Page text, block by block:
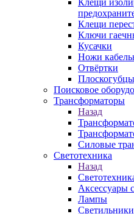
Клещи
Клещи
Ключи
Кусачки
Ножи
Отвёртки
Поисковое
Трансформаторы
Назад
Силовые
Светотехника
Назад
Аксессуары
Лампы
Светильники